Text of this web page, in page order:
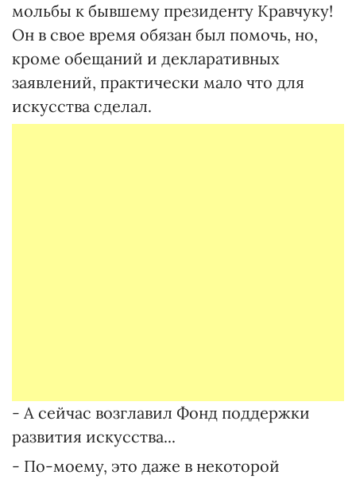
мольбы к бывшему президенту Кравчуку!
Он в свое время обязан был помочь, но,
кроме обещаний и декларативных
заявлений, практически мало что для
искусства сделал.
- А сейчас возглавил Фонд поддержки
развития искусства...
- По-моему, это даже в некоторой